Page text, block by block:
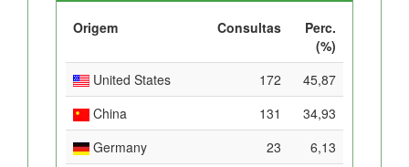
Origem Consultas
Perc.
(%)
United States
172
45,87
China
131
34,93
Germany
23
6,13